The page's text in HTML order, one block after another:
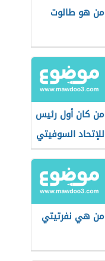
من هو طالوت
من كان أول رئيس
للإتحاد السوفيتي
من هي نفرتيتي